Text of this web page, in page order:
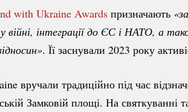
with Ukraine Awards призначають
. Її заснували 2023 року
вручали традиційно під час
Замковій площі. На святкуванні